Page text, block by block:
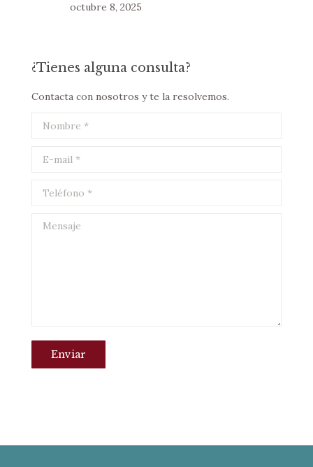
octubre 8, 2025
¿Tienes alguna consulta?
Contacta con nosotros y te la resolvemos.
Nombre *
E-mail *
Teléfono *
Mensaje
Enviar